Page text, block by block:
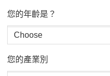
您的年齡是？
您的產業別